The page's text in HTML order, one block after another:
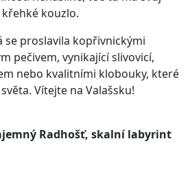
kouzlo.
se proslavila kopřivnickými
pečivem, vynikající slivovicí,
nebo kvalitními klobouky, které
Vítejte na Valašsku!
Radhošť, skalní labyrint